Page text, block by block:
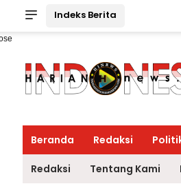
Indeks Berita
Beranda Redaksi
Redaksi Tentang Kami